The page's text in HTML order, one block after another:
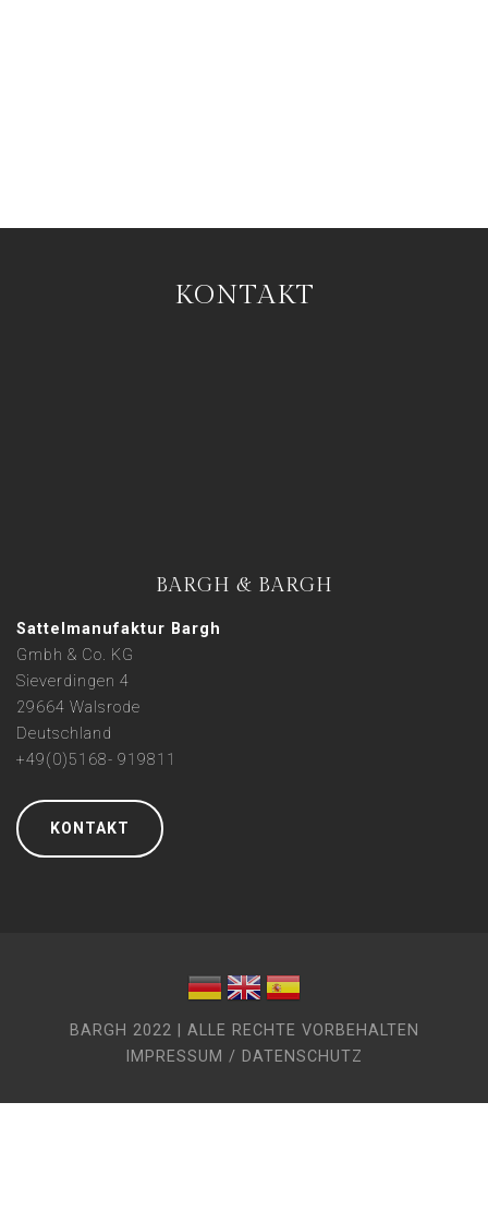
KONTAKT
BARGH & BARGH
Sattelmanufaktur Bargh
Gmbh & Co. KG
Sieverdingen 4
29664 Walsrode
Deutschland
+49(0)5168- 919811
KONTAKT
BARGH 2022 | ALLE RECHTE VORBEHALTEN
IMPRESSUM / DATENSCHUTZ